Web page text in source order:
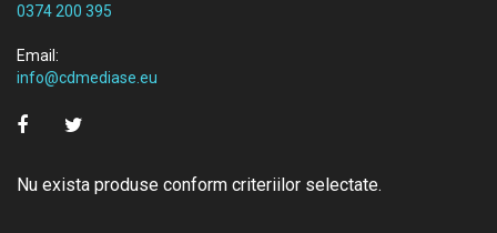
0374 200 395
Email:
info@cdmediase.eu
Nu exista produse conform criteriilor selectate.